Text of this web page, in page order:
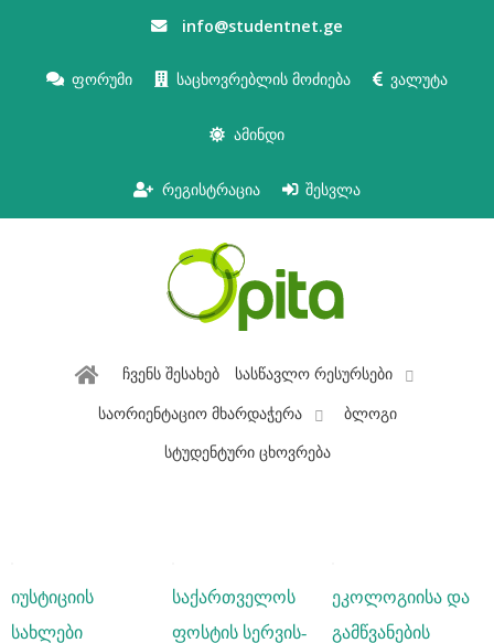
info@studentnet.ge
ფორუმი საცხოვრებლის მოძიება ვალუტა
ამინდი
რეგისტრაცია შესვლა
ჩვენს შესახებ სასწავლო რესურსები
საორიენტაციო მხარდაჭერა ბლოგი
სტუდენტური ცხოვრება
იუსტიციის
სახლები
საქართველოს
ფოსტის სერვის-
ეკოლოგიისა და
გამწვანების